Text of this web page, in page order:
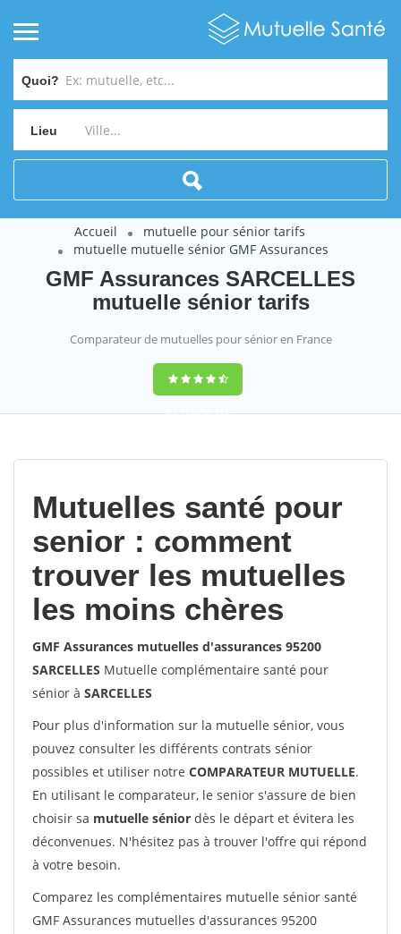
Quoi?
Lieu
Accueil
mutuelle pour sénior tarifs
mutuelle mutuelle sénior GMF Assurances
GMF Assurances SARCELLES
mutuelle sénior tarifs
Comparateur de mutuelles pour sénior en France
9,2(100%)452
Mutuelles santé pour
senior : comment
trouver les mutuelles
les moins chères
GMF Assurances mutuelles d'assurances 95200
SARCELLES Mutuelle complémentaire santé pour
sénior à SARCELLES
Pour plus d'information sur la mutuelle sénior, vous
pouvez consulter les différents contrats sénior
possibles et utiliser notre COMPARATEUR MUTUELLE.
En utilisant le comparateur, le senior s'assure de bien
choisir sa mutuelle sénior dès le départ et évitera les
déconvenues. N'hésitez pas à trouver l'offre qui répond
à votre besoin.
Comparez les complémentaires mutuelle sénior santé
GMF Assurances mutuelles d'assurances 95200